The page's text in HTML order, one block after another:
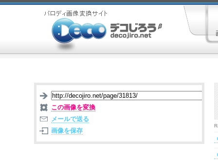
この画像を変換
メールで送る
画像を保存